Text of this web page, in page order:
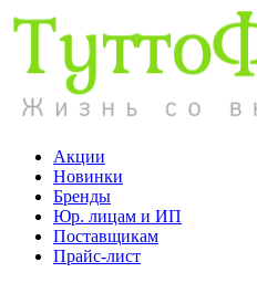
Акции
Новинки
Бренды
Юр. лицам и ИП
Поставщикам
Прайс-лист